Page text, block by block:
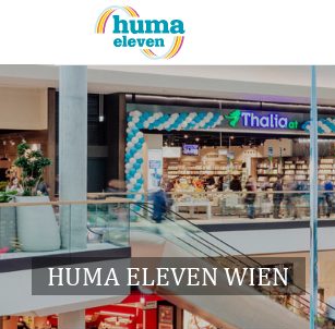
HUMA ELEVEN WIEN
PRESSEAUSSENDUNGEN
Center & Marken
Services
Events
MEDIAGALERIE